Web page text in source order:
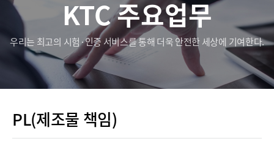
KTC 주요업무
우리는 최고의 시험·인증 서비스를 통해 더욱 안전한 세상에 기여한다.
PL(제조물 책임)